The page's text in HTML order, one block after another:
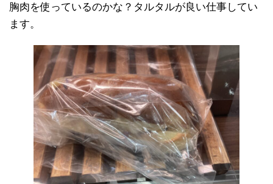
胸肉を使っているのかな？タルタルが良い仕事してい
ます。